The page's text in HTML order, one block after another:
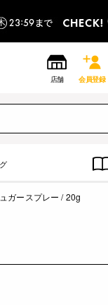
店舗 会員登録
ガースプレー / 20g